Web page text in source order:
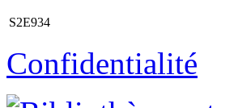
S2E934
Confidentialité